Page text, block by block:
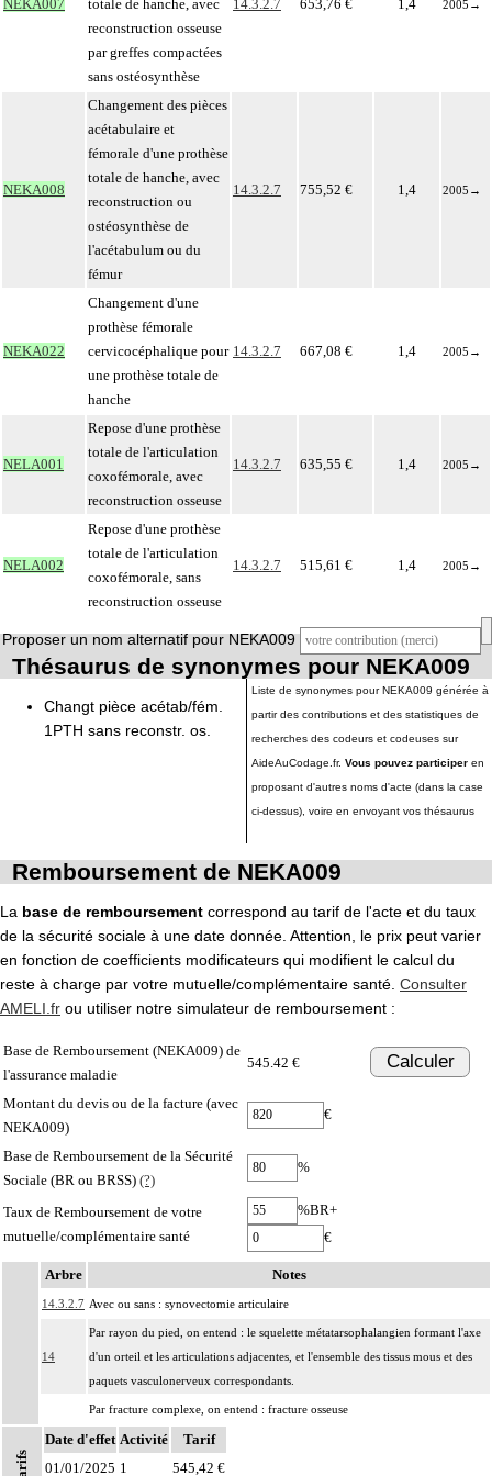
NEKA007
totale de hanche, avec
reconstruction osseuse
par greffes compactées
sans ostéosynthèse
14.3.2.7 653,76 € 1,4 2005 →
NEKA008
Changement des pièces
acétabulaire et
fémorale d'une prothèse
totale de hanche, avec
reconstruction ou
ostéosynthèse de
l'acétabulum ou du
fémur
14.3.2.7 755,52 € 1,4 2005 →
NEKA022
Changement d'une
prothèse fémorale
cervicocéphalique pour
une prothèse totale de
hanche
14.3.2.7 667,08 € 1,4 2005 →
NELA001
Repose d'une prothèse
totale de l'articulation
coxofémorale, avec
reconstruction osseuse
14.3.2.7 635,55 € 1,4 2005 →
NELA002
Repose d'une prothèse
totale de l'articulation
coxofémorale, sans
reconstruction osseuse
14.3.2.7 515,61 € 1,4 2005 →
Proposer un nom alternatif pour NEKA009
Thésaurus de synonymes pour NEKA009
Changt pièce acétab/fém.
1PTH sans reconstr. os.
Liste de synonymes pour NEKA009 générée à
partir des contributions et des statistiques de
recherches des codeurs et codeuses sur
AideAuCodage.fr. Vous pouvez participer en
proposant d'autres noms d'acte (dans la case
ci-dessus), voire en envoyant vos thésaurus
Remboursement de NEKA009
La base de remboursement correspond au tarif de l'acte et du taux
de la sécurité sociale à une date donnée. Attention, le prix peut varier
en fonction de coefficients modificateurs qui modifient le calcul du
reste à charge par votre mutuelle/complémentaire santé. Consulter
AMELI.fr ou utiliser notre simulateur de remboursement :
Base de Remboursement (NEKA009) de
l'assurance maladie
545.42 € Calculer
Montant du devis ou de la facture (avec
NEKA009)
€
Base de Remboursement de la Sécurité
Sociale (BR ou BRSS) (?)
%
Taux de Remboursement de votre
mutuelle/complémentaire santé
%BR+
€
Arbre Notes
14.3.2.7 Avec ou sans : synovectomie articulaire
14
Par rayon du pied, on entend : le squelette métatarsophalangien formant l'axe
d'un orteil et les articulations adjacentes, et l'ensemble des tissus mous et des
paquets vasculonerveux correspondants.
14
Par fracture complexe, on entend : fracture osseuse
- comportant au moins 3 fragments principaux,
- incoercible après réduction,
Tarifs
Date d'effet Activité
Tarif
01/01/2025 1
545,42 €